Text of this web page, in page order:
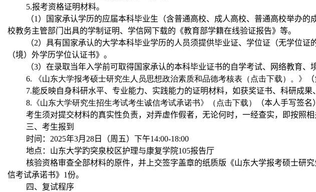
5.报考资格证明材料。
（1 ）国家承认学历的应届本科毕业生（含普通高校、成人高校、普通高校举办
校教务主管部门出具的学制证明、学信网下载的《教育部学籍在线验证报告》等。
（2）具有国家承认的大学本科毕业学历的人员须提供毕业证、学位证（无学位
（境）外学历学位认证书》。
（3）在录取当年入学前可取得国家承认的本科毕业证书的自学考试、网络教育
6.
《山东大学报考硕士研究生人员思想政治素质和品德考核表（点击下载）。》
7.能反映自身科研水平、专业能力、实践能力的证明材料，如获奖证书、科研成果
8. 《山东大学研究生招生考试考生诚信考试承诺书》（点击下载）
（本人手写签名
考生须对提交材料的真实性负责，对弄虚作假者，无论何时，一经查实，即按照相
三、考生报到
时间： 2025年3月 28 日（周五）下午14:00-18:00
地点：山东大学趵突泉校区护理与康复学院105报告厅
核验资格审查全部材料的原件，并上交签字盖章的纸质版《山东大学报考硕士研
信考试承诺书》 1份。
四、复试程序